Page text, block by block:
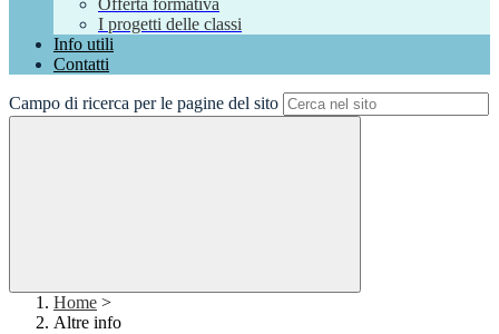
Offerta formativa
I progetti delle classi
Info utili
Contatti
Campo di ricerca per le pagine del sito
Home >
Altre info